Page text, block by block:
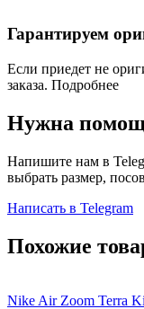
Гарантируем
Если приедет не
заказа. Подробнее
Нужна
Напишите нам в
выбрать размер,
Написать в Telegram
Похожие
Nike Air Zoom Terra